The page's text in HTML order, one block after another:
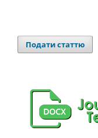
Подати статтю